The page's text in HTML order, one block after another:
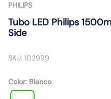
PHILIPS
Tubo LED Philips
Side
SKU: 102999
Color: Blanco